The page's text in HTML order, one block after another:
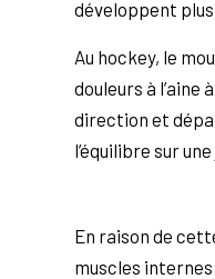
développent plus
Au hockey, le
douleurs à l’aine
direction et
l’équilibre sur
En raison de
muscles internes